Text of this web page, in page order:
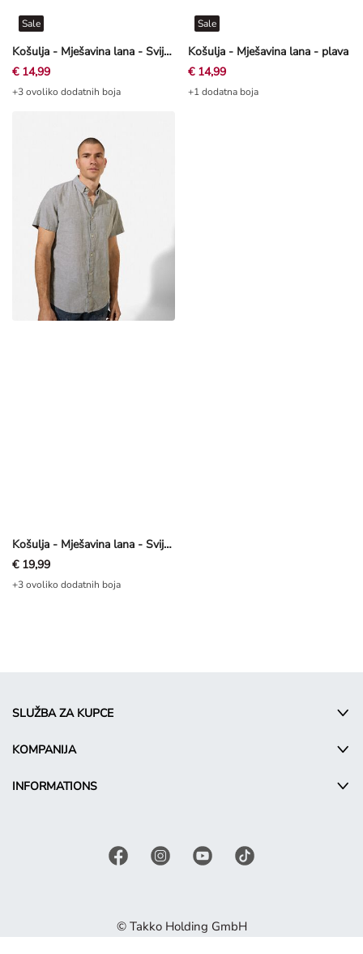
Košulja - Mješavina lana - Svijetloplava
Sale
€ 14,99
+3 ovoliko dodatnih boja
Košulja - Mješavina lana - plava
Sale
€ 14,99
+1 dodatna boja
Košulja - Mješavina lana - Svijetlozelena
€ 19,99
+3 ovoliko dodatnih boja
SLUŽBA ZA KUPCE
KOMPANIJA
INFORMATIONS
© Takko Holding GmbH